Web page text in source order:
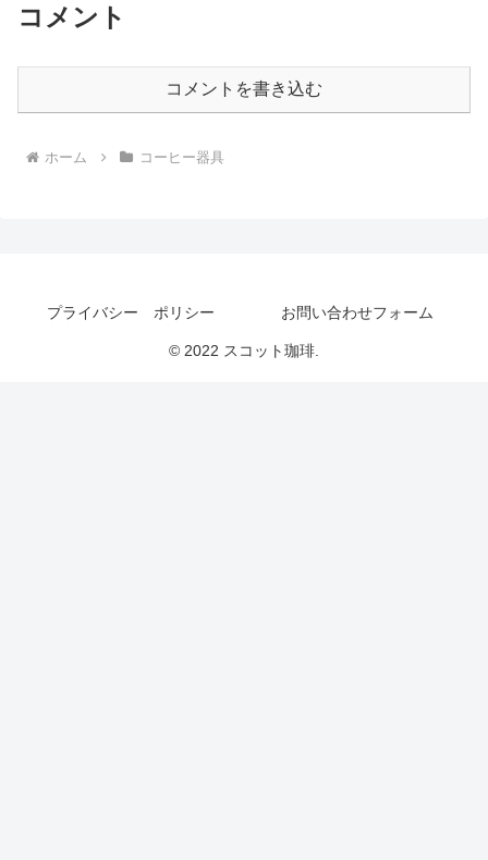
コメント
コメントを書き込む
ホーム コーヒー器具
プライバシー ポリシー お問い合わせフォーム
© 2022 スコット珈琲.